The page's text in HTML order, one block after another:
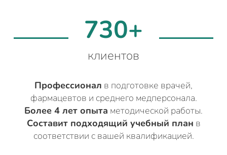
730+
клиентов
Профессионал в подготовке врачей,
фармацевтов и среднего медперсонала.
Более 4 лет опыта методической работы.
Составит подходящий учебный план в
соответствии с вашей квалификацией.